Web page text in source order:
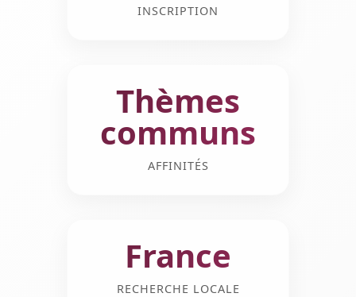
INSCRIPTION
Thèmes
communs
AFFINITÉS
France
RECHERCHE LOCALE